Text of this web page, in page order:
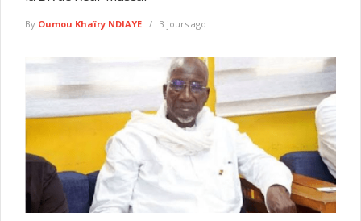
By Oumou Khaïry NDIAYE 3 jours ago